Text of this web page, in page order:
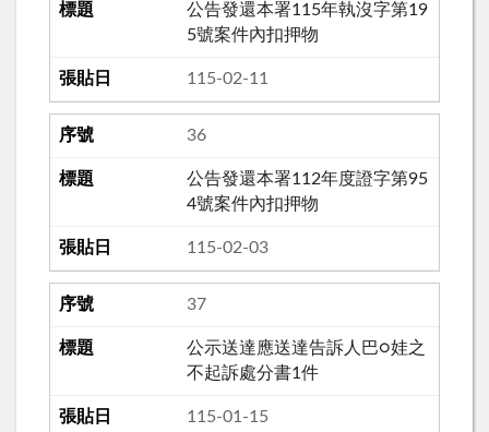
公告發還本署115年執沒字第19
5號案件內扣押物
115-02-11
36
公告發還本署112年度證字第95
4號案件內扣押物
115-02-03
37
公示送達應送達告訴人巴○娃之
不起訴處分書1件
115-01-15